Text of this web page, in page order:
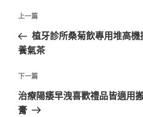
文
導
覽
上
一
篇
章
上一篇
植牙診所桑菊飲專用堆高
養氣茶
下
一
篇
下一篇
治療陽痿早洩喜歡禮品皆適用
膏